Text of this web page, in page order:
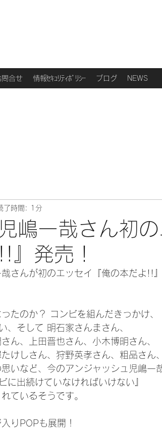
問合せ 情報ｾｷｭﾘﾃｨﾎﾟﾘｼｰ ブログ NEWS
嶋一哉さん初
』発売！
了時間: 1分
さんが初のエッセイ『俺の本だよ!!
たのか？ コンビを組んだきっかけ、
、そして 明石家さんまさん、
ん、上田晋也さん、小木博明さん、
けしさん、狩野英孝さん、粗品さん、
いなど、今のアンジャッシュ児嶋一
に出続けていなければいけない』
ているそうです。
りPOPも展開！